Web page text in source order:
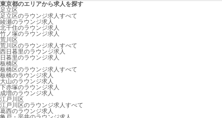
東京都のエリアから求人を探す
足立区
足立区のラウンジ求人すべて
綾瀬のラウンジ求人
北千住のラウンジ求人
竹ノ塚のラウンジ求人
荒川区
荒川区のラウンジ求人すべて
西日暮里のラウンジ求人
日暮里のラウンジ求人
板橋区
板橋区のラウンジ求人すべて
板橋のラウンジ求人
大山のラウンジ求人
下赤塚のラウンジ求人
成増のラウンジ求人
江戸川区
江戸川区のラウンジ求人すべて
葛西のラウンジ求人